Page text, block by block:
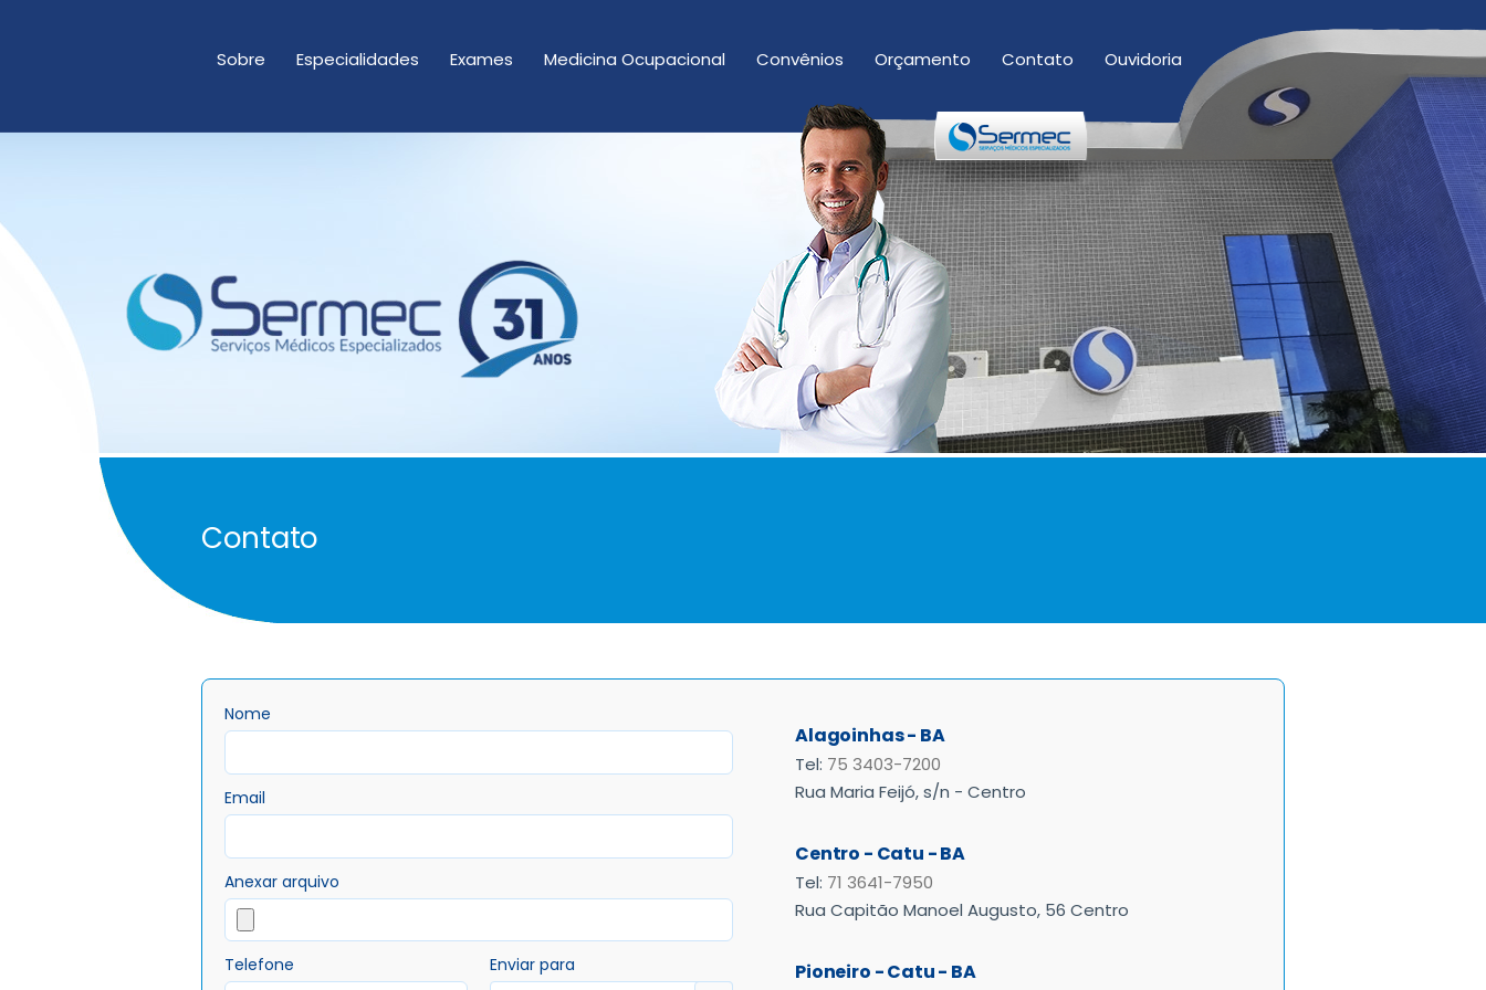
Sobre Especialidades Exames Medicina Ocupacional Convênios Orçamento Contato Ouvidoria
Contato
Nome
Email
Anexar arquivo
Telefone Enviar para
Alagoinhas - BA
Tel: 75 3403-7200
Rua Maria Feijó, s/n - Centro
Centro - Catu - BA
Tel: 71 3641-7950
Rua Capitão Manoel Augusto, 56 Centro
Pioneiro - Catu - BA